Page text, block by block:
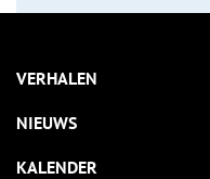
VERHALEN
NIEUWS
KALENDER